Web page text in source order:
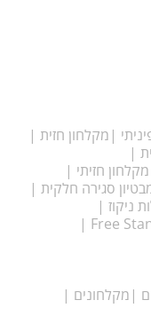
מקלחון חזית
מקלחון חזיתי
סגירה חלקית
ניקוז
מקלחונים